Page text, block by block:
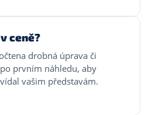
ceně?
drobná úprava či
prvním náhledu, aby
vašim představám.